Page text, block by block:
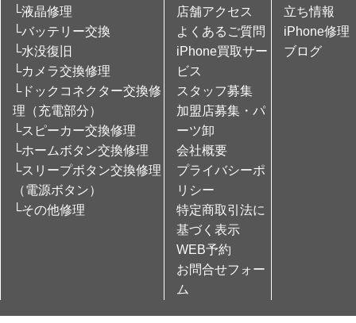
└液晶修理
└バッテリー交換
└水没復旧
└カメラ交換修理
└ドックコネクター交換修
理（充電部分）
└スピーカー交換修理
└ホームボタン交換修理
└スリープボタン交換修理
（電源ボタン）
└その他修理
店舗アクセス
よくあるご質問
iPhone買取サー
ビス
スタッフ募集
加盟店募集・パ
ーツ卸
会社概要
プライバシーポ
リシー
特定商取引法に
基づく表示
WEB予約
お問合せフォー
ム
立ち情報
iPhone修理
ブログ